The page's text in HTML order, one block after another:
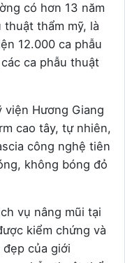
có hơn 13 năm
thẩm mỹ, là
12.000 ca phẫu
ca phẫu thuật
viện Hương Giang
cao tây, tự nhiên,
công nghệ tiên
không bóng đỏ
vụ nâng mũi tại
kiểm chứng và
của giới